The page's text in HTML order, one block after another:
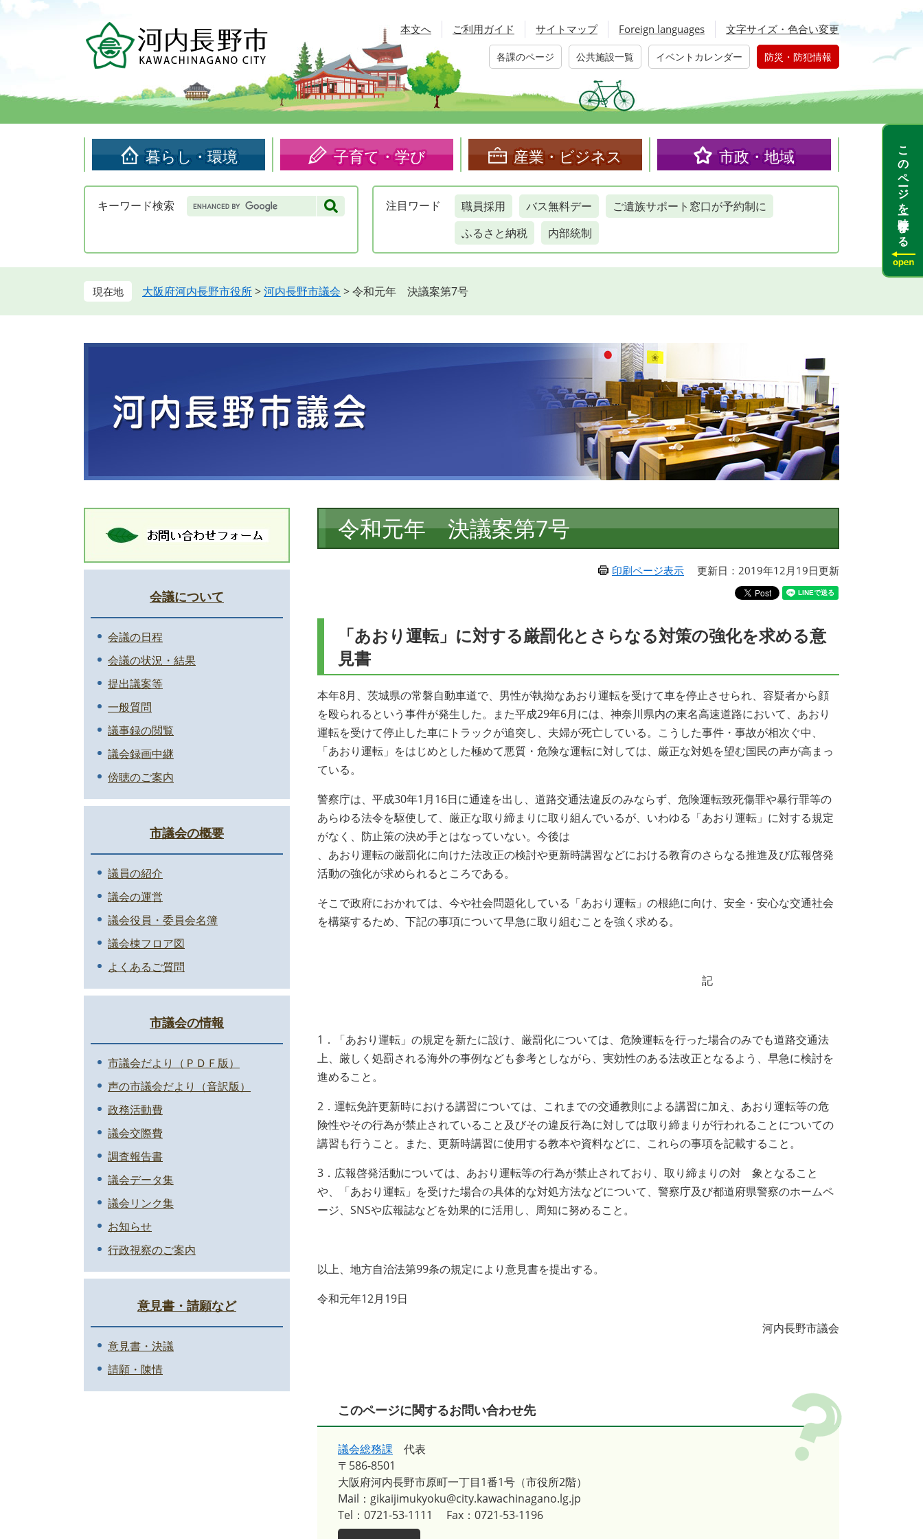
頭
す。
飛
し
本文へ ご利用ガイド サイトマップ Foreign languages 文字サイズ・色合い変更
各課のページ 公共施設一覧 イベントカレンダー 防災・防犯情報
暮らし・環境 子育て・学び 産業・ビジネス 市政・地域
キーワード検索 Google
カ
検
注目 ワード 職員採用 バス無料デー
ご遺族サポート窓口が予約制に
ふるさと納税
内部統制
大阪府河内長野市役所>河内長野市議会 >令和元年 決議案第7号
文
令和元年 決議案第7号
印刷ページ表示 更新日：2019年12月19日更新
「あおり運転」に対する厳罰化とさらなる対策の強化を求める意
見書
本年8月、茨城県の常磐自動車道で、男性が執拗なあおり運転を受けて車を停止させられ、容疑者から顔
を殴られるという事件が発生した。また平成29年6月には、神奈川県内の東名高速道路において、あおり
運転を受けて停止した車にトラックが追突し、夫婦が死亡している。こうした事件・事故が相次ぐ中、
「あおり運転」をはじめとした極めて悪質・危険な運転に対しては、厳正な対処を望む国民の声が高まっ
ている。
警察庁は、平成30年1月16日に通達を出し、道路交通法違反のみならず、危険運転致死傷罪や暴行罪等の
あらゆる法令を駆使して、厳正な取り締まりに取り組んでいるが、いわゆる「あおり運転」に対する規定
がなく、防止策の決め手とはなっていない。今後は
、あおり運転の厳罰化に向けた法改正の検討や更新時講習などにおける教育のさらなる推進及び広報啓発
活動の強化が求められるところである。
そこで政府におかれては、今や社会問題化している「あおり運転」の根絶に向け、安全・安心な交通社会
を構築するため、下記の事項について早急に取り組むことを強く求める。
記
1．「あおり運転」の規定を新たに設け、厳罰化については、危険運転を行った場合のみでも道路交通法
上、厳しく処罰される海外の事例なども参考としながら、実効性のある法改正となるよう、早急に検討を
進めること。
2．運転免許更新時における講習については、これまでの交通教則による講習に加え、あおり運転等の危
険性やその行為が禁止されていること及びその違反行為に対しては取り締まりが行われることについての
講習も行うこと。また、更新時講習に使用する教本や資料などに、これらの事項を記載すること。
3．広報啓発活動については、あおり運転等の行為が禁止されており、取り締まりの対 象となること
や、「あおり運転」を受けた場合の具体的な対処方法などについて、警察庁及び都道府県警察のホームペ
ージ、SNSや広報誌などを効果的に活用し、周知に努めること。
以上、地方自治法第99条の規定により意見書を提出する。
令和元年12月19日
河内長野市議会
このページに関するお問い合わせ先
議会総務課
代表
〒586-8501
大阪府河内長野市原町一丁目1番1号（市役所2階）
Mail：gikaijimukyoku@city.kawachinagano.lg.jp
Tel：0721-53-1111
Fax：0721-53-1196
会議について
会議の日程
会議の状況・結果
提出議案等
一般質問
議事録の閲覧
議会録画中継
傍聴のご案内
市議会の概要
議員の紹介
議会の運営
議会役員・委員会名簿
議会棟フロア図
よくあるご質問
市議会の情報
市議会だより（ＰＤＦ版）
声の市議会だより（音訳版）
政務活動費
議会交際費
調査報告書
議会データ集
議会リンク集
お知らせ
行政視察のご案内
意見書・請願など
意見書・決議
請願・陳情
このページを一時保存する